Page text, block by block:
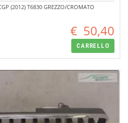
(2012) T6830 GREZZO/CROMATO
€ 50,40
CARRELLO